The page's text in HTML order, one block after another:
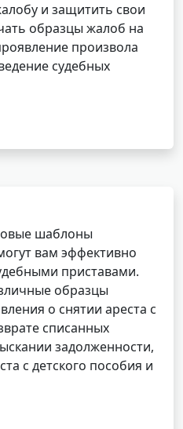
и защитить свои
образцы жалоб на
произвола
судебных
шаблоны
вам эффективно
приставами.
образцы
о снятии ареста с
списанных
задолженности,
с детского пособия и